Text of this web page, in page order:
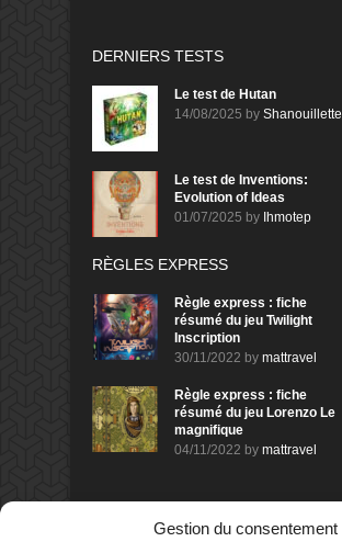
Gestion du consentement
DERNIERS TESTS
Le test de Hutan
14/08/2025 by Shanouillette
Le test de Inventions:
Evolution of Ideas
01/07/2025 by Ihmotep
RÈGLES EXPRESS
Règle express : fiche
résumé du jeu Twilight
Inscription
30/11/2022 by mattravel
Règle express : fiche
résumé du jeu Lorenzo Le
magnifique
04/11/2022 by mattravel
DERNIERS AVIS DES MEMBRES